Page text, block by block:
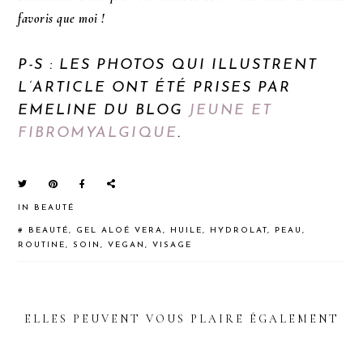
favoris que moi !
P-S : LES PHOTOS QUI ILLUSTRENT
L’ARTICLE ONT ÉTÉ PRISES PAR
EMELINE DU BLOG JEUNE ET
FIBROMYALGIQUE.
IN BEAUTÉ
# BEAUTÉ, GEL ALOÉ VERA, HUILE, HYDROLAT, PEAU,
ROUTINE,SOIN, VEGAN, VISAGE
READER
ELLES PEUVENT VOUS PLAIRE ÉGALEMENT